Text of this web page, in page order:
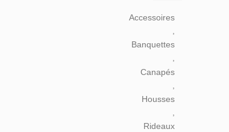
Accessoires
Banquettes
,
Canapés
Housses
Rideaux